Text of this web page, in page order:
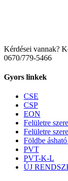
Kérdései vannak?
0670/779-5466
Gyors linkek
CSE
CSP
EON
Felületre
Felületre
Földbe
PVT
PVT-K-L
ÚJ